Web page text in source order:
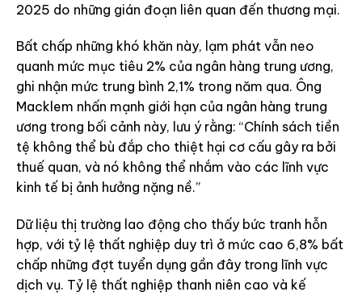
2025 do những gián đoạn liên quan đến thương mại.
Bất chấp những khó khăn này, lạm phát vẫn neo
quanh mức mục tiêu 2% của ngân hàng trung ương,
ghi nhận mức trung bình 2,1% trong năm qua. Ông
Macklem nhấn mạnh giới hạn của ngân hàng trung
ương trong bối cảnh này, lưu ý rằng: “Chính sách tiền
tệ không thể bù đắp cho thiệt hại cơ cấu gây ra bởi
thuế quan, và nó không thể nhắm vào các lĩnh vực
kinh tế bị ảnh hưởng nặng nề.”
Dữ liệu thị trường lao động cho thấy bức tranh hỗn
hợp, với tỷ lệ thất nghiệp duy trì ở mức cao 6,8% bất
chấp những đợt tuyển dụng gần đây trong lĩnh vực
dịch vụ. Tỷ lệ thất nghiệp thanh niên cao và kế